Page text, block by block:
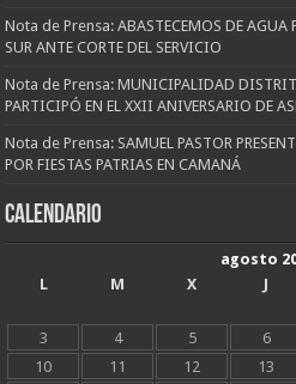
Nota de Prensa: ABASTECEMOS DE AGUA
SUR ANTE CORTE DEL SERVICIO
Nota de Prensa: MUNICIPALIDAD
PARTICIPÓ EN EL XXII ANIVERSARIO DE
Nota de Prensa: SAMUEL PASTOR
POR FIESTAS PATRIAS EN CAMANÁ
CALENDARIO
agosto
L
M X J
3
4 5 6
10
11 12 13